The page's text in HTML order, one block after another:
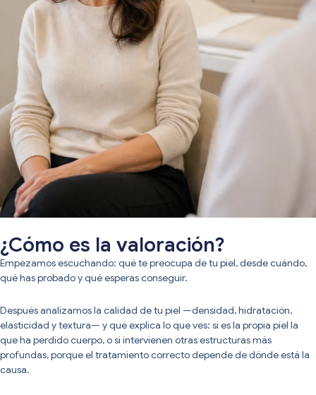
¿Cómo es la valoración?
Empezamos escuchando: qué te preocupa de tu piel, desde cuándo,
qué has probado y qué esperas conseguir.
Después analizamos la calidad de tu piel —densidad, hidratación,
elasticidad y textura— y qué explica lo que ves: si es la propia piel la
que ha perdido cuerpo, o si intervienen otras estructuras más
profundas, porque el tratamiento correcto depende de dónde está la
causa.